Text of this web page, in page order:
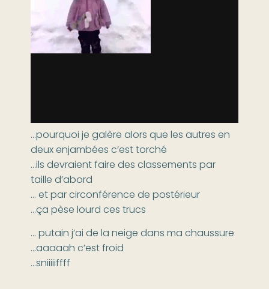
…pourquoi je galère alors que les autres en
deux enjambées c’est torché
…ils devraient faire des classements par
taille d’abord
… et par circonférence de postérieur
…ça pèse lourd ces trucs
… putain j’ai de la neige dans ma chaussure
…aaaaah c’est froid
…sniiiiiffff